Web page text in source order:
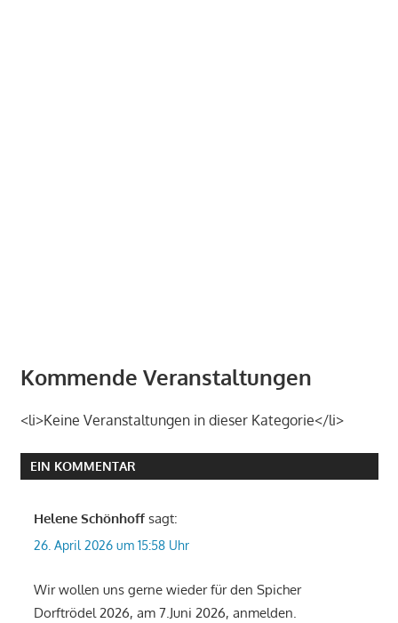
Kommende Veranstaltungen
<li>Keine Veranstaltungen in dieser Kategorie</li>
EIN KOMMENTAR
Helene Schönhoff sagt:
26. April 2026 um 15:58 Uhr
Wir wollen uns gerne wieder für den Spicher
Dorftrödel 2026, am 7.Juni 2026, anmelden.